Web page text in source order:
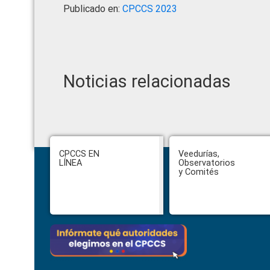
Publicado en: CPCCS 2023
Noticias relacionadas
Footer
CPCCS EN
LÍNEA
Veedurías,
Observatorios
y Comités